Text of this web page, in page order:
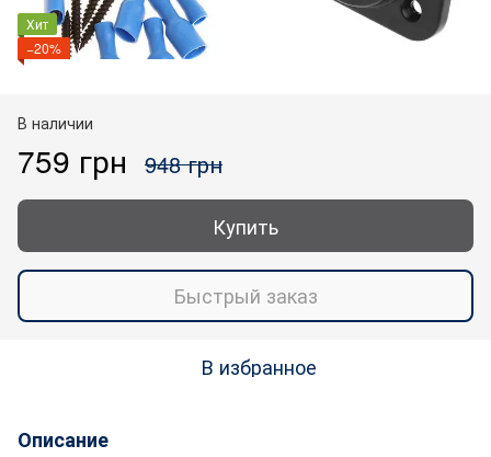
Хит
−20%
В наличии
759 грн 948 грн
Купить
Быстрый заказ
В избранное
Описание